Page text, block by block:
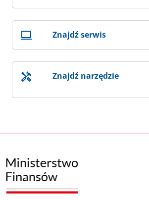
Znajdź serwis
Znajdź narzędzie